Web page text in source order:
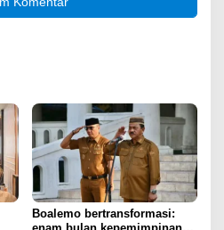
Boalemo bertransformasi: